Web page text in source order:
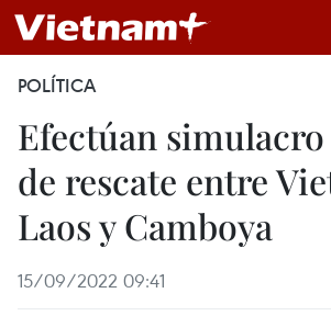
POLÍTICA
Efectúan
de rescate entre
Laos y Camboya
15/09/2022 09:41